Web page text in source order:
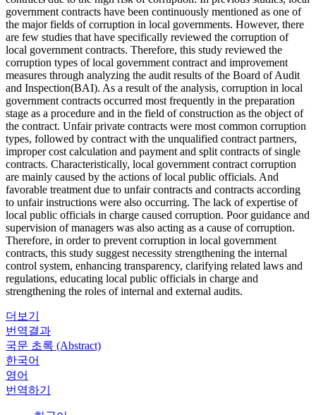
government contracts have been continuously mentioned as one of
the major fields of corruption in local governments. However, there
are few studies that have specifically reviewed the corruption of
local government contracts. Therefore, this study reviewed the
corruption types of local government contract and improvement
measures through analyzing the audit results of the Board of Audit
and Inspection(BAI). As a result of the analysis, corruption in local
government contracts occurred most frequently in the preparation
stage as a procedure and in the field of construction as the object of
the contract. Unfair private contracts were most common corruption
types, followed by contract with the unqualified contract partners,
improper cost calculation and payment and split contracts of single
contracts. Characteristically, local government contract corruption
are mainly caused by the actions of local public officials. And
favorable treatment due to unfair contracts and contracts according
to unfair instructions were also occurring. The lack of expertise of
local public officials in charge caused corruption. Poor guidance and
supervision of managers was also acting as a cause of corruption.
Therefore, in order to prevent corruption in local government
contracts, this study suggest necessity strengthening the internal
control system, enhancing transparency, clarifying related laws and
regulations, educating local public officials in charge and
strengthening the roles of internal and external audits.
더보기
번역결과
국문 초록 (Abstract)
한국어
영어
번역하기